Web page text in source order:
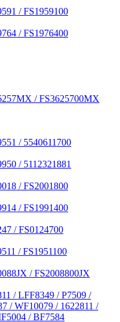
/ FS1959100
/ FS1976400
/ FS3625700MX
/ 5540611700
/ 5112321881
/ FS2001800
/ FS1991400
/ FS0124700
/ FS1951100
/ FS2008800JX
/ LFF8349 / P7509 /
/ WF10079 / 1622811 /
/ BF7584